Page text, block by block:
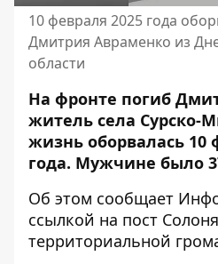
10 февраля 2025 года
Дмитрия Авраменко из
области
На фронте погиб
житель села Сурско-
жизнь оборвалась 10
года. Мужчине было
Об этом сообщает
ссылкой на пост
территориальной